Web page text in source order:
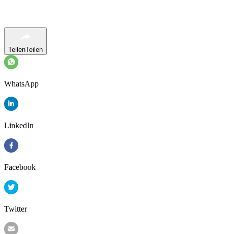
TeilenTeilen
WhatsApp
LinkedIn
Facebook
Twitter